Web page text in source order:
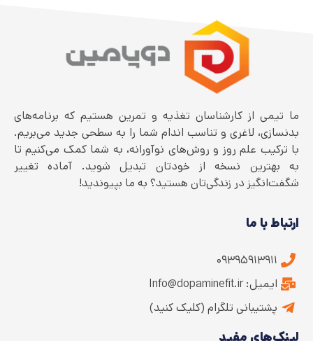
ما تیمی از کارشناسان تغذیه و تمرین هستیم که برنامه‌های
بدنسازی، لاغری و تناسب اندام شما را به سطحی جدید می‌بریم.
با ترکیب علم روز و روش‌های نوآورانه، به شما کمک می‌کنیم تا
به بهترین نسخه از خودتان تبدیل شوید. آماده تغییر
شگفت‌انگیز در زندگی‌تان هستید؟ به ما بپیوندید!
ارتباط با ما
۰۹۳۹۵۹۱۳۹۱۱
ایمیل: Info@dopaminefit.ir
پشتیبانی تلگرام (کلیک کنید)
لینک‌های مفید